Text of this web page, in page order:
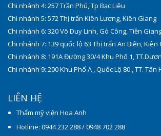
Chi nhánh 4: 257 Trần Phú, Tp Bạc Liêu
Chi nhánh 5: 572 Thị trấn Kiên Lương, Kiên Giang
Chi nhánh 6: 320 Võ Duy Linh, Gò Công, Tiền
Chi nhánh 7: 139 quốc lộ 63 Thị trấn An Biên, Kiên
Chi nhánh 8: 191A Đường 30/4 Khu Phố 1,
Chi nhánh 9: 200 Khu Phố A , Quốc Lộ 80 , TT. Tân
LIÊN HỆ
Thẩm mỹ viện Hoa Anh
Hotline: 0944 232 288 / 0948 702 288